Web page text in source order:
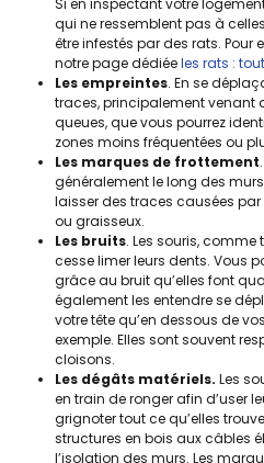
Si en inspectant votre
qui ne ressemblent pas à
être infestés par des rats. Pour
notre page dédiéeles rats :
Les empreintes. En se
traces, principalement venant
queues, que vous pourrez
zones moins fréquentées ou
Les marques de frottement
généralement le long des
laisser des traces causées
ou graisseux.
Les bruits. Les souris,
cesse limer leurs dents. Vous
grâce au bruit qu’elles font
également les entendre se
votre tête qu’en dessous de
exemple. Elles sont souvent
cloisons.
Les dégâts matériels. Les
en train de ronger afin d’user
grignoter tout ce qu’elles
structures en bois aux câbles
l’isolation des murs. Les